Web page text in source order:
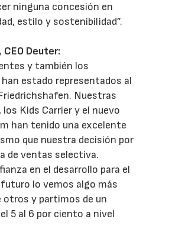
ninguna concesión en
estilo y sostenibilidad”.
Deuter:
y también los
estado representados al
Nuestras
Kids Carrier y el nuevo
han tenido una excelente
que nuestra decisión por
de ventas selectiva.
en el desarrollo para el
lo vemos algo más
y partimos de un
5 al 6 por ciento a nivel